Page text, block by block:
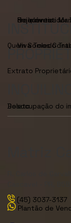
Seja Investidor
Dúvidas Frequentes
Manutenção de Imóveis
Quem Somos
Viva Toledo
Extrato
Desocupação do
2ª Via de Boleto
(45) 3037-3137
Plantão de